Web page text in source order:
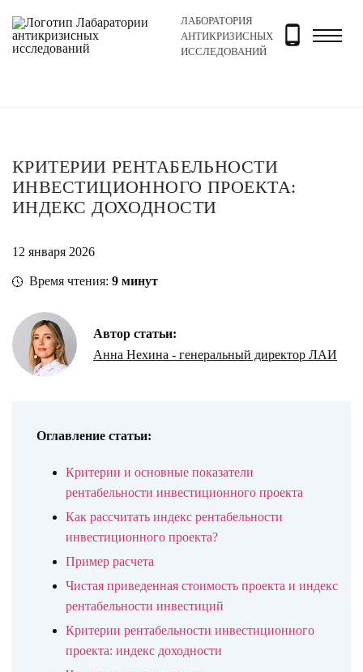
ЛАБОРАТОРИЯ
АНТИКРИЗИСНЫХ
ИССЛЕДОВАНИЙ
Главная Новости и блог Блог Критерии
КРИТЕРИИ РЕНТАБЕЛЬНОСТИ
ИНВЕСТИЦИОННОГО ПРОЕКТА:
ИНДЕКС ДОХОДНОСТИ
12 января 2026
Время чтения: 9 минут
Автор статьи:
Анна Нехина - генеральный директор ЛАИ
Оглавление статьи:
Критерии и основные показатели
рентабельности инвестиционного проекта
Как рассчитать индекс рентабельности
инвестиционного проекта?
Пример расчета
Чистая приведенная стоимость проекта и индекс
рентабельности инвестиций
Критерии рентабельности инвестиционного
проекта: индекс доходности